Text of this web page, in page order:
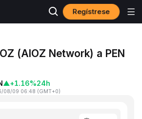
Regístrese
(AIOZ Network) a PEN
▲+1.16%24h
08/09 06:48 (GMT+0)